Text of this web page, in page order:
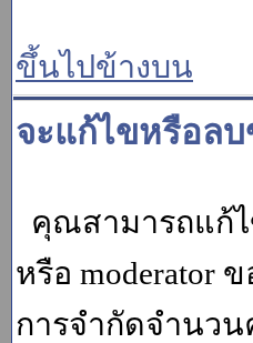
ขึ้นไปข้างบน
จะแก้ไขหรือล
คุณสามารถแก้
หรือ moderator
การจำกัดจำนว